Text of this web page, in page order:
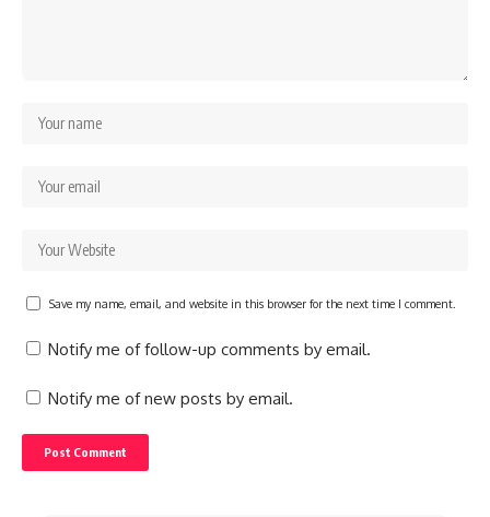
Save my name, email, and website in this browser for the next time I comment.
Notify me of follow-up comments by email.
Notify me of new posts by email.